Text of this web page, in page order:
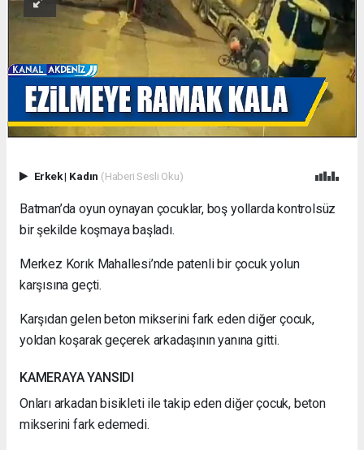
Erkek| Kadın (Haberi Sesli Oku)
Batman’da oyun oynayan çocuklar, boş yollarda kontrolsüz
bir şekilde koşmaya başladı.
Merkez Korık Mahallesi’nde patenli bir çocuk yolun
karşısına geçti.
Karşıdan gelen beton mikserini fark eden diğer çocuk,
yoldan koşarak geçerek arkadaşının yanına gitti.
KAMERAYA YANSIDI
Onları arkadan bisikleti ile takip eden diğer çocuk, beton
mikserini fark edemedi.